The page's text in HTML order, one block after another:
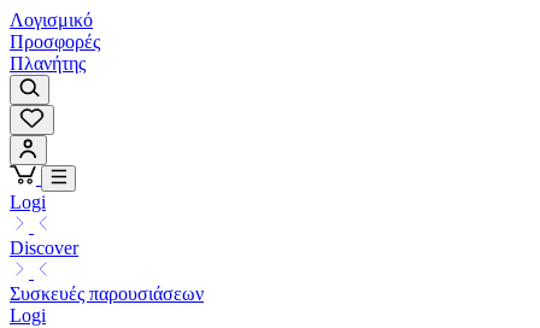
Λογισμικό
Προσφορές
Πλανήτης
Logi
Discover
Συσκευές παρουσιάσεων
Logi